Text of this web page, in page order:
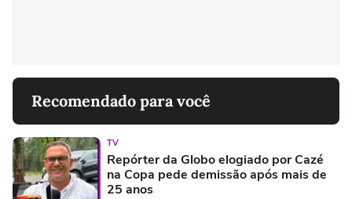
Recomendado para você
TV
Repórter da Globo elogiado por Cazé
na Copa pede demissão após mais de
25 anos